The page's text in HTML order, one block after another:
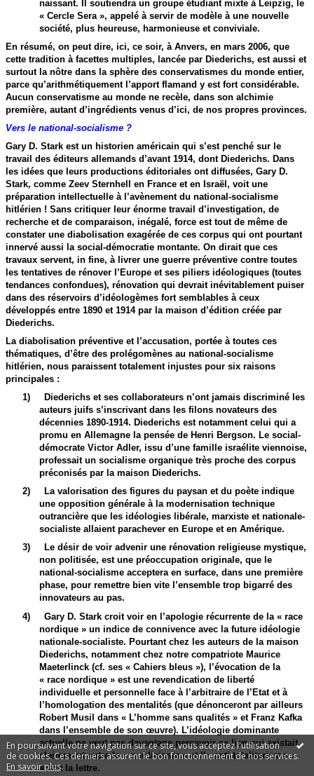
En poursuivant votre navigation sur ce site, vous acceptez l'utilisation
de cookies. Ces derniers assurent le bon fonctionnement de nos services.
En savoir plus.
naissant. Il soutiendra un groupe étudiant mixte à Leipzig, le
« Cercle Sera », appelé à servir de modèle à une nouvelle
société, plus heureuse, harmonieuse et conviviale.
En résumé, on peut dire, ici, ce soir, à Anvers, en mars 2006, que
cette tradition à facettes multiples, lancée par Diederichs, est aussi et
surtout la nôtre dans la sphère des conservatismes du monde entier,
parce qu’arithmétiquement l’apport flamand y est fort considérable.
Aucun conservatisme au monde ne recèle, dans son alchimie
première, autant d’ingrédients venus d’ici, de nos propres provinces.
Vers le national-socialisme ?
Gary D. Stark est un historien américain qui s’est penché sur le
travail des éditeurs allemands d’avant 1914, dont Diederichs. Dans
les idées que leurs productions éditoriales ont diffusées, Gary D.
Stark, comme Zeev Sternhell en France et en Israël, voit une
préparation intellectuelle à l’avènement du national-socialisme
hitlérien ! Sans critiquer leur énorme travail d’investigation, de
recherche et de comparaison, inégalé, force est tout de même de
constater une diabolisation exagérée de ces corpus qui ont pourtant
innervé aussi la social-démocratie montante. On dirait que ces
travaux servent, in fine, à livrer une guerre préventive contre toutes
les tentatives de rénover l’Europe et ses piliers idéologiques (toutes
tendances confondues), rénovation qui devrait inévitablement puiser
dans des réservoirs d’idéologèmes fort semblables à ceux
développés entre 1890 et 1914 par la maison d’édition créée par
Diederichs.
La diabolisation préventive et l’accusation, portée à toutes ces
thématiques, d’être des prolégomènes au national-socialisme
hitlérien, nous paraissent totalement injustes pour six raisons
principales :
1)
Diederichs et ses collaborateurs n’ont jamais discriminé les
auteurs juifs s’inscrivant dans les filons novateurs des
décennies 1890-1914. Diederichs est notamment celui qui a
promu en Allemagne la pensée de Henri Bergson. Le social-
démocrate Victor Adler, issu d’une famille israélite viennoise,
professait un socialisme organique très proche des corpus
préconisés par la maison Diederichs.
2)
La valorisation des figures du paysan et du poète indique
une opposition générale à la modernisation technique
outrancière que les idéologies libérale, marxiste et nationale-
socialiste allaient parachever en Europe et en Amérique.
3)
Le désir de voir advenir une rénovation religieuse mystique,
non politisée, est une préoccupation originale, que le
national-socialisme acceptera en surface, dans une première
phase, pour remettre bien vite l’ensemble trop bigarré des
innovateurs au pas.
4)
Gary D. Stark croit voir en l’apologie récurrente de la « race
nordique » un indice de connivence avec la future idéologie
nationale-socialiste. Pourtant chez les auteurs de la maison
Diederichs, notamment chez notre compatriote Maurice
Maeterlinck (cf. ses « Cahiers bleus »), l’évocation de la
« race nordique » est une revendication de liberté
individuelle et personnelle face à l’arbitraire de l’Etat et à
l’homologation des mentalités (que dénonceront par ailleurs
Robert Musil dans « L’homme sans qualités » et Franz Kafka
dans l’ensemble de son œuvre). L’idéologie dominante
actuelle ne veut pas davantage percevoir ce lien qui existait
clairement entre le « nordicisme » et l’« anti-totalitarisme »
avant la lettre.